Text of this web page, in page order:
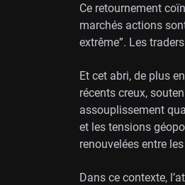
Ce retournement
marchés actions
extrême”. Les
Et cet abri, de plus
récents creux,
assouplissement
et les tensions
renouvelées entre
Dans ce contexte,